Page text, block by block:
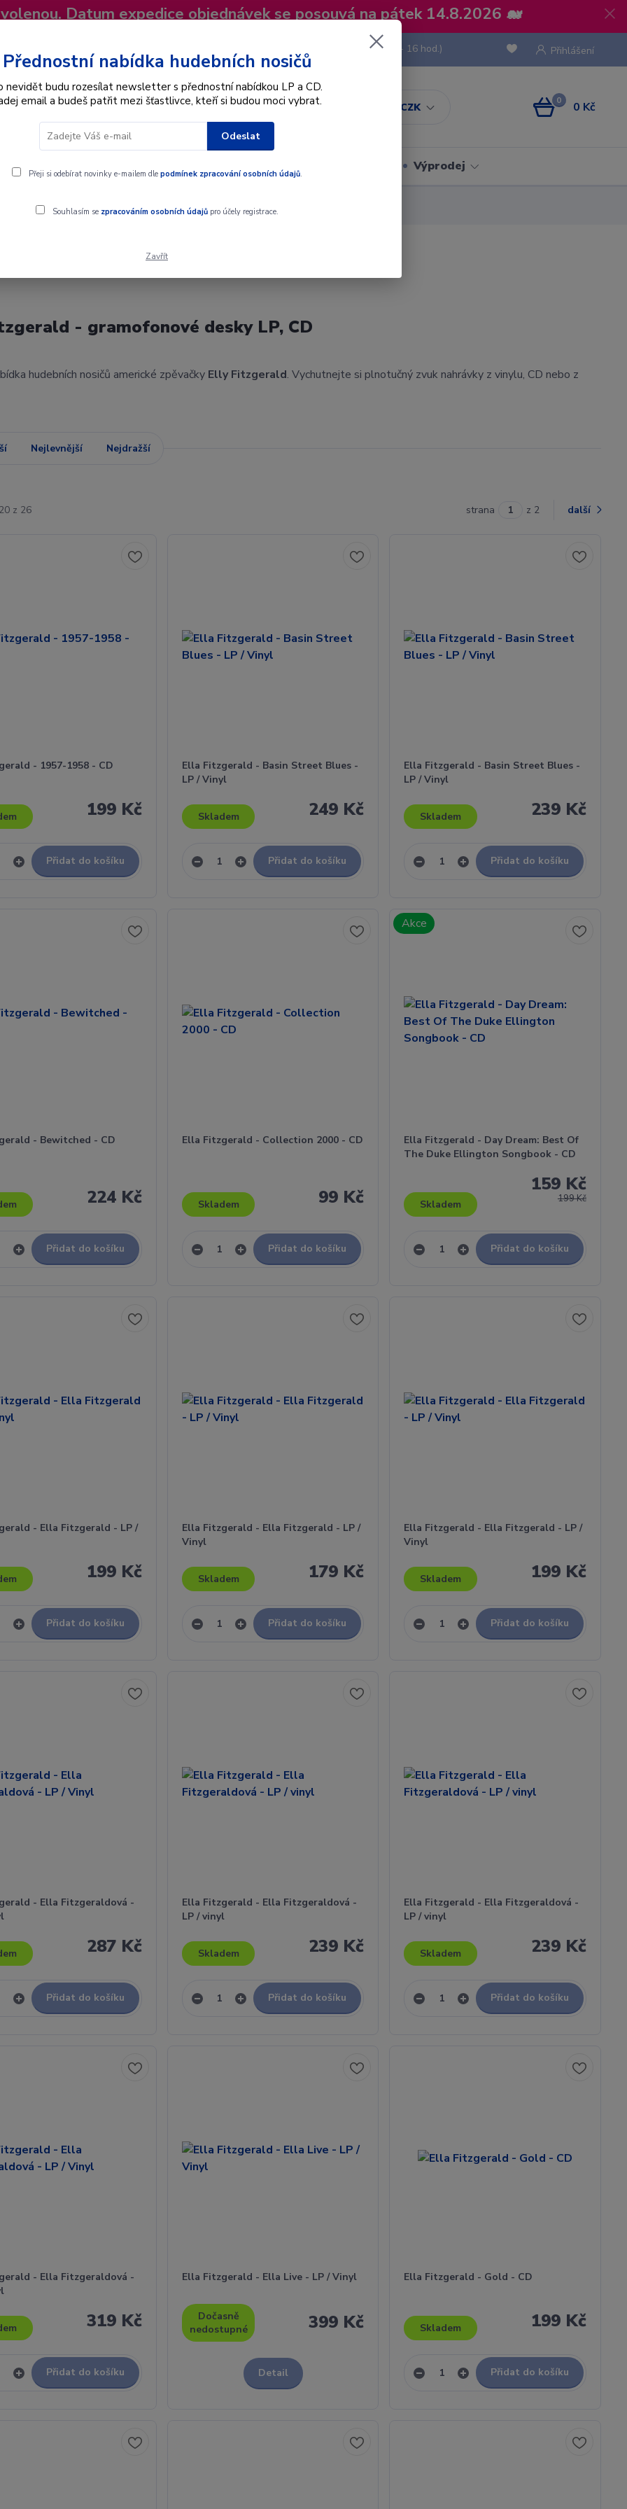
Datum expedice objednávek se posouvá na pátek 14.8.2026 🐋
CZK
Přihlášení
Hledat
(Po-Pá, 8 - 16 hod.)
0 0 Kč
Interpret Dárkové poukazy Výprodej
- gramofonové desky LP, CD
hudebních nosičů americké zpěvačky Elly Fitzgerald. Vychutnejte si plnotučný zvuk nahrávky z vinylu, CD nebo z
Nejlevnější Nejdražší
z 26 strana z 2 další
- 1957-1958 - CD
199 Kč
Přidat do košíku
Ella Fitzgerald - Basin Street Blues -
LP / Vinyl
249 Kč
Skladem
Přidat do košíku
Ella Fitzgerald - Basin Street Blues -
LP / Vinyl
239 Kč
Skladem
Přidat do košíku
- Bewitched - CD
224 Kč
Přidat do košíku
Ella Fitzgerald - Collection 2000 - CD
99 Kč
Skladem
Přidat do košíku
Akce
Ella Fitzgerald - Day Dream: Best Of
The Duke Ellington Songbook - CD
199 Kč
159 Kč
Skladem
Přidat do košíku
- Ella Fitzgerald - LP /
199 Kč
Přidat do košíku
Ella Fitzgerald - Ella Fitzgerald - LP /
Vinyl
179 Kč
Skladem
Přidat do košíku
Ella Fitzgerald - Ella Fitzgerald - LP /
Vinyl
199 Kč
Skladem
Přidat do košíku
- Ella Fitzgeraldová -
287 Kč
Přidat do košíku
Ella Fitzgerald - Ella Fitzgeraldová -
LP / vinyl
239 Kč
Skladem
Přidat do košíku
Ella Fitzgerald - Ella Fitzgeraldová -
LP / vinyl
239 Kč
Skladem
Přidat do košíku
- Ella Fitzgeraldová -
319 Kč
Přidat do košíku
Ella Fitzgerald - Ella Live - LP / Vinyl
399 Kč
Dočasně
nedostupné
Detail
Ella Fitzgerald - Gold - CD
199 Kč
Skladem
Přidat do košíku
Přednostní nabídka hudebních nosičů
nevidět budu rozesílat newsletter s přednostní nabídkou LP a CD.
email a budeš patřit mezi šťastlivce, kteří si budou moci vybrat.
Odeslat
Přeji si odebírat novinky e-mailem dle podmínek zpracování osobních údajů.
Souhlasím se zpracováním osobních údajůpro účely registrace.
Zavřít